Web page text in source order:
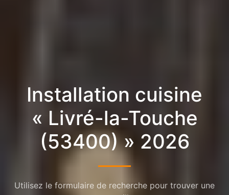
Installation cuisine
« Livré-la-Touche
(53400) » 2026
Utilisez le formulaire de recherche pour trouver une